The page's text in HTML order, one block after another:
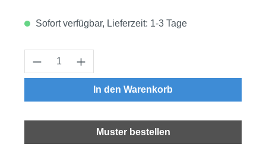
Sofort verfügbar, Lieferzeit: 1-3 Tage
Produkt Anzahl: Gib den gewünschten
In den Warenkorb
Muster bestellen